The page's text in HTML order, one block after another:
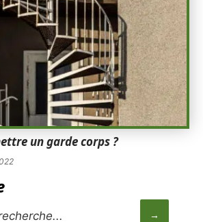
un garde corps ?